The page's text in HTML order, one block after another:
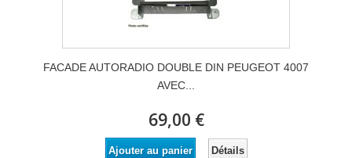
FACADE AUTORADIO DOUBLE DIN PEUGEOT 4007
AVEC...
69,00 €
Ajouter au panier Détails